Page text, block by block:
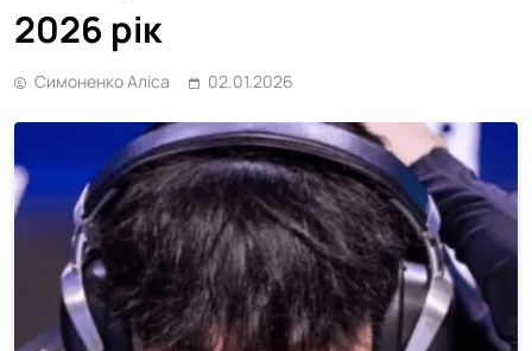
2026 рік
Симоненко Аліса 02.01.2026